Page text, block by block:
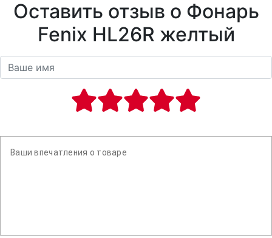
Оставить отзыв о Фонарь
Fenix HL26R желтый